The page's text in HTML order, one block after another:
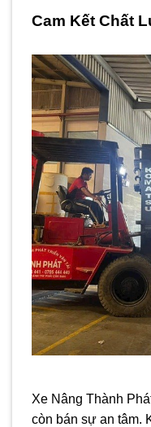
Cam Kết Chất
Xe Nâng Thành
còn bán sự an tâm.